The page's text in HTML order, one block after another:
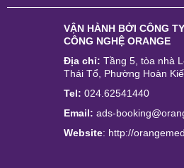
VẬN HÀNH BỞI CÔNG
CÔNG NGHỆ ORANGE
Địa chỉ: Tầng 5, tòa nhà
Thái Tổ, Phường Hoàn
Tel: 024.62541440
Email: ads-
Website: http://